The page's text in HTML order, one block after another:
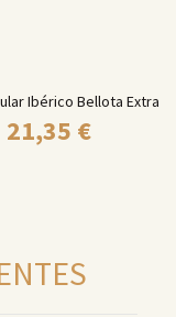
Ibérico Bellota Extra
21,35 €